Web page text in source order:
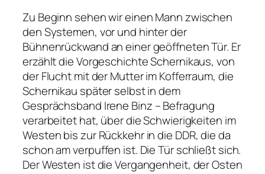
Zu Beginn sehen wir einen Mann zwischen
den Systemen, vor und hinter der
Bühnenrückwand an einer geöffneten Tür. Er
erzählt die Vorgeschichte Schernikaus, von
der Flucht mit der Mutter im Kofferraum, die
Schernikau später selbst in dem
Gesprächsband Irene Binz – Befragung
verarbeitet hat, über die Schwierigkeiten im
Westen bis zur Rückkehr in die DDR, die da
schon am verpuffen ist. Die Tür schließt sich.
Der Westen ist die Vergangenheit, der Osten